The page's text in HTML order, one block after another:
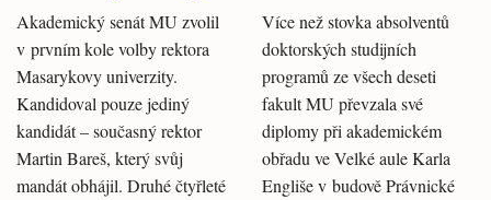
Akademický senát MU zvolil
v prvním kole volby rektora
Masarykovy univerzity.
Kandidoval pouze jediný
kandidát – současný rektor
Martin Bareš, který svůj
mandát obhájil. Druhé čtyřleté
Více než stovka absolventů
doktorských studijních
programů ze všech deseti
fakult MU převzala své
diplomy při akademickém
obřadu ve Velké aule Karla
Engliše v budově Právnické